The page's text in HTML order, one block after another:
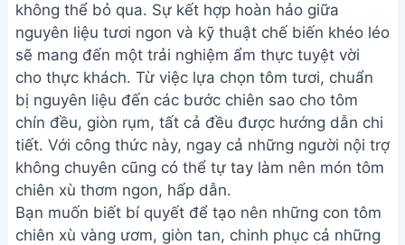
không thể bỏ qua. Sự kết hợp hoàn hảo giữa
nguyên liệu tươi ngon và kỹ thuật chế biến khéo léo
sẽ mang đến một trải nghiệm ẩm thực tuyệt vời
cho thực khách. Từ việc lựa chọn tôm tươi, chuẩn
bị nguyên liệu đến các bước chiên sao cho tôm
chín đều, giòn rụm, tất cả đều được hướng dẫn chi
tiết. Với công thức này, ngay cả những người nội trợ
không chuyên cũng có thể tự tay làm nên món tôm
chiên xù thơm ngon, hấp dẫn.
Bạn muốn biết bí quyết để tạo nên những con tôm
chiên xù vàng ươm, giòn tan, chinh phục cả những